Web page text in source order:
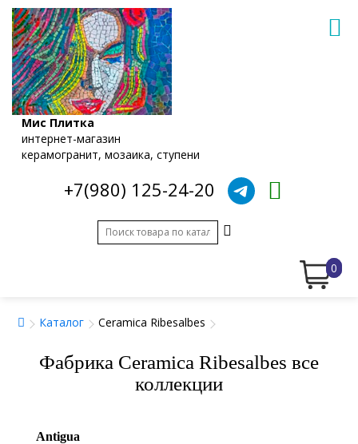
Мис Плитка
интернет-магазин
керамогранит, мозаика, ступени
+7(980) 125-24-20
0
Каталог Ceramica Ribesalbes
Фабрика Ceramica Ribesalbes все
коллекции
Antigua